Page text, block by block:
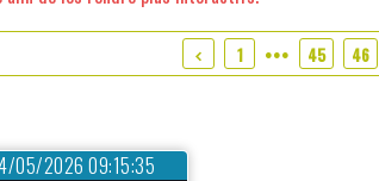
1 ●●● 45 46
05/2026 09:15:35